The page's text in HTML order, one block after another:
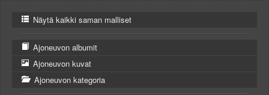
Näytä kaikki saman malliset
Ajoneuvon albumit
Ajoneuvon kuvat
Ajoneuvon kategoria